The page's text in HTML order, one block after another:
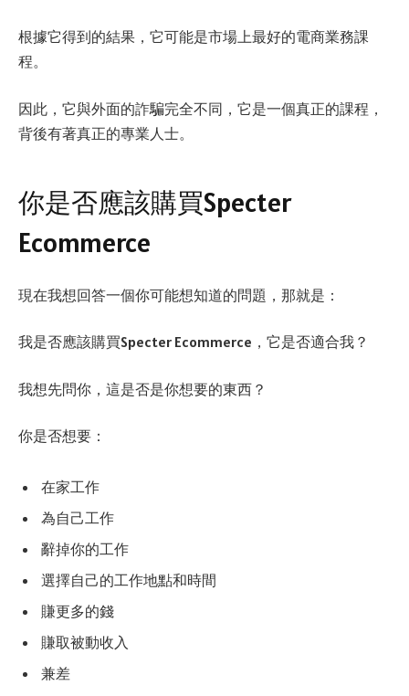
根據它得到的結果，它可能是市場上最好的電商業務課
程。
因此，它與外面的詐騙完全不同，它是一個真正的課程，
背後有著真正的專業人士。
你是否應該購買Specter
Ecommerce
現在我想回答一個你可能想知道的問題，那就是：
我是否應該購買Specter Ecommerce，它是否適合我？
我想先問你，這是否是你想要的東西？
你是否想要：
在家工作
為自己工作
辭掉你的工作
選擇自己的工作地點和時間
賺更多的錢
賺取被動收入
兼差